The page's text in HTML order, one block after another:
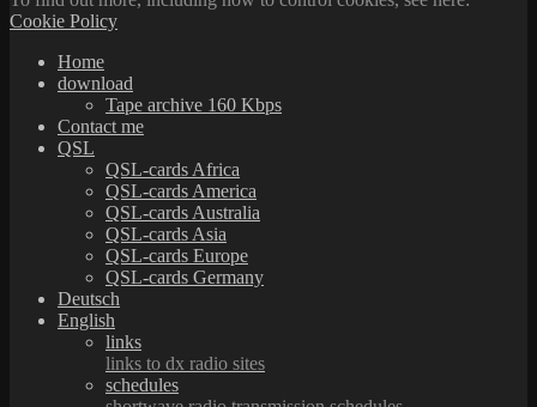
Cookie Policy
Home
download
Tape archive 160 Kbps
Contact me
QSL
QSL-cards Africa
QSL-cards America
QSL-cards Australia
QSL-cards Asia
QSL-cards Europe
QSL-cards Germany
Deutsch
English
links
links to dx radio sites
schedules